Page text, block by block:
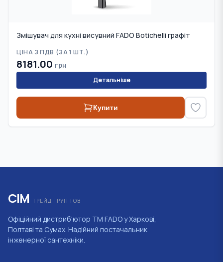
Змішувач для кухні висувний FADO Botichelli графіт
ЦІНА З ПДВ (ЗА 1 ШТ.)
8181.00 грн
Детальніше
Купити
СІМ ТРЕЙД ГРУП ТОВ
Офіційний дистриб'ютор ТМ FADO у Харкові,
Полтаві та Сумах. Надійний постачальник
інженерної сантехніки.